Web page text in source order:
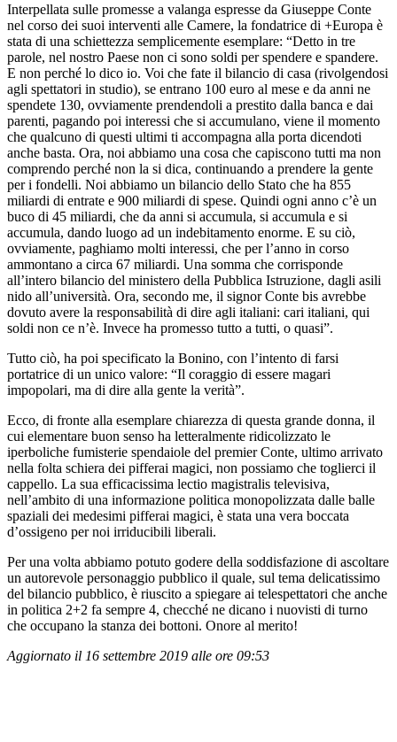
Interpellata sulle promesse a valanga espresse da Giuseppe Conte
nel corso dei suoi interventi alle Camere, la fondatrice di +Europa è
stata di una schiettezza semplicemente esemplare: “Detto in tre
parole, nel nostro Paese non ci sono soldi per spendere e spandere.
E non perché lo dico io. Voi che fate il bilancio di casa (rivolgendosi
agli spettatori in studio), se entrano 100 euro al mese e da anni ne
spendete 130, ovviamente prendendoli a prestito dalla banca e dai
parenti, pagando poi interessi che si accumulano, viene il momento
che qualcuno di questi ultimi ti accompagna alla porta dicendoti
anche basta. Ora, noi abbiamo una cosa che capiscono tutti ma non
comprendo perché non la si dica, continuando a prendere la gente
per i fondelli. Noi abbiamo un bilancio dello Stato che ha 855
miliardi di entrate e 900 miliardi di spese. Quindi ogni anno c’è un
buco di 45 miliardi, che da anni si accumula, si accumula e si
accumula, dando luogo ad un indebitamento enorme. E su ciò,
ovviamente, paghiamo molti interessi, che per l’anno in corso
ammontano a circa 67 miliardi. Una somma che corrisponde
all’intero bilancio del ministero della Pubblica Istruzione, dagli asili
nido all’università. Ora, secondo me, il signor Conte bis avrebbe
dovuto avere la responsabilità di dire agli italiani: cari italiani, qui
soldi non ce n’è. Invece ha promesso tutto a tutti, o quasi”.
Tutto ciò, ha poi specificato la Bonino, con l’intento di farsi
portatrice di un unico valore: “Il coraggio di essere magari
impopolari, ma di dire alla gente la verità”.
Ecco, di fronte alla esemplare chiarezza di questa grande donna, il
cui elementare buon senso ha letteralmente ridicolizzato le
iperboliche fumisterie spendaiole del premier Conte, ultimo arrivato
nella folta schiera dei pifferai magici, non possiamo che toglierci il
cappello. La sua efficacissima lectio magistralis televisiva,
nell’ambito di una informazione politica monopolizzata dalle balle
spaziali dei medesimi pifferai magici, è stata una vera boccata
d’ossigeno per noi irriducibili liberali.
Per una volta abbiamo potuto godere della soddisfazione di ascoltare
un autorevole personaggio pubblico il quale, sul tema delicatissimo
del bilancio pubblico, è riuscito a spiegare ai telespettatori che anche
in politica 2+2 fa sempre 4, checché ne dicano i nuovisti di turno
che occupano la stanza dei bottoni. Onore al merito!
Aggiornato il 16 settembre 2019 alle ore 09:53